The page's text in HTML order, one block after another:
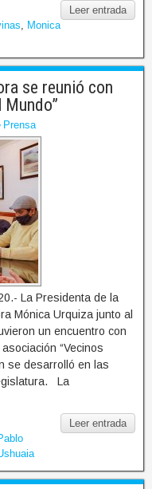
Leer entrada
Monica
se reunió con
Prensa
La Presidenta de la
Mónica Urquiza junto al
un encuentro con
“Vecinos
se desarrolló en las
La
Leer entrada